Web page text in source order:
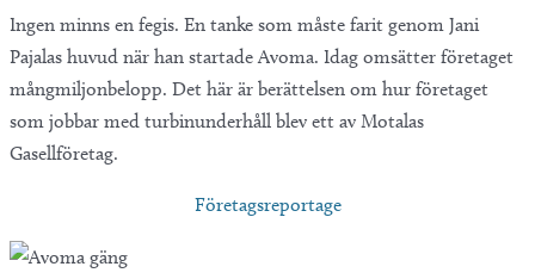
Ingen minns en fegis. En tanke som måste farit genom Jani
Pajalas huvud när han startade Avoma. Idag omsätter företaget
mångmiljonbelopp. Det här är berättelsen om hur företaget
som jobbar med turbinunderhåll blev ett av Motalas
Gasellföretag.
Företagsreportage